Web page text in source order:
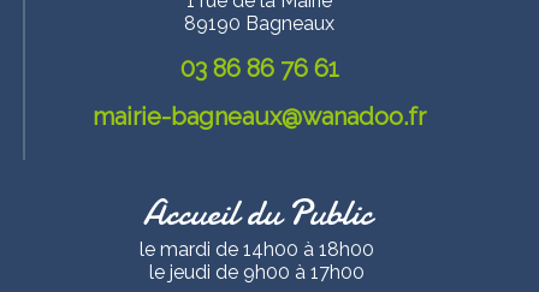
89190 Bagneaux
03 86 86 76 61
mairie-bagneaux@wanadoo.fr
Accueil du Public
le mardi de 14h00 à 18h00
le jeudi de 9h00 à 17h00